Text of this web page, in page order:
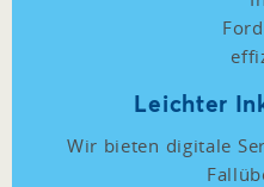
Leichter
Wir bieten digitale